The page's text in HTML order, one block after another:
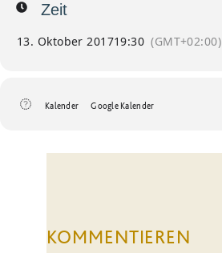
Zeit
13. Oktober 201719:30 (GMT+02:00)
Kalender Google Kalender
KOMMENTIEREN